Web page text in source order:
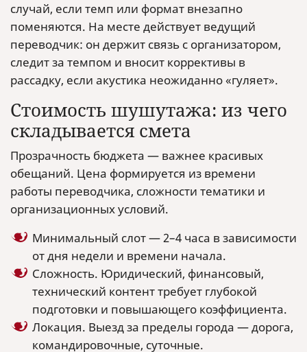
случай, если темп или формат внезапно
поменяются. На месте действует ведущий
переводчик: он держит связь с организатором,
следит за темпом и вносит коррективы в
рассадку, если акустика неожиданно «гуляет».
Стоимость шушутажа: из чего
складывается смета
Прозрачность бюджета — важнее красивых
обещаний. Цена формируется из времени
работы переводчика, сложности тематики и
организационных условий.
Минимальный слот — 2–4 часа в зависимости
от дня недели и времени начала.
Сложность. Юридический, финансовый,
технический контент требует глубокой
подготовки и повышающего коэффициента.
Локация. Выезд за пределы города — дорога,
командировочные, суточные.